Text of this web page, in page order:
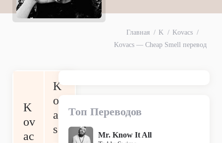
Главная K
Kovacs
Kovacs — Cheap Smell перевод
K
ov
ac
K
ov
ac
s
Топ Переводов
Mr. Know It All